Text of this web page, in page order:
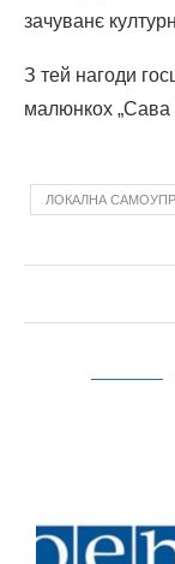
зачуванє
З тей нагоди
малюнкох
ЛОКАЛНА